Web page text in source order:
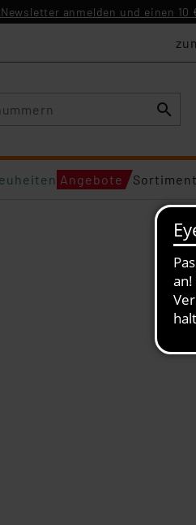
anmelden und einen 10
Angebote